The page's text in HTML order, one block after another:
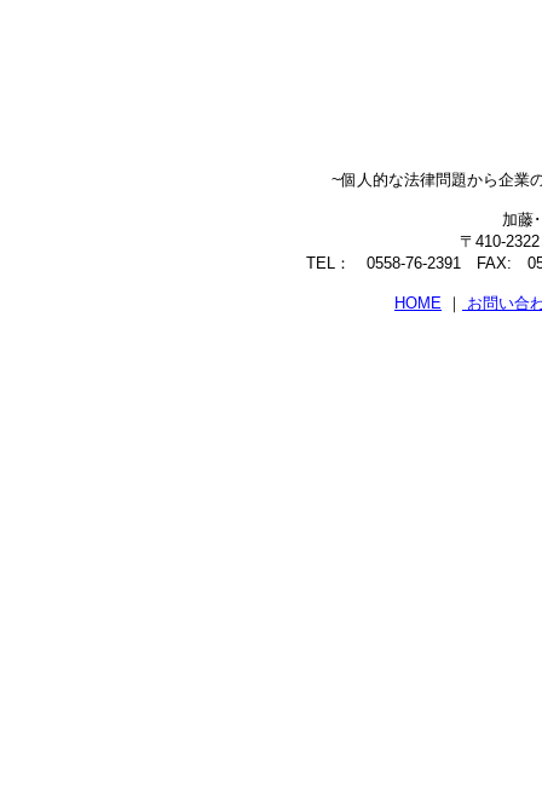
~個人的な法律問題から企業
加藤
〒410-
TEL： 0558-76-2391 FAX:
HOME ｜ お問い合